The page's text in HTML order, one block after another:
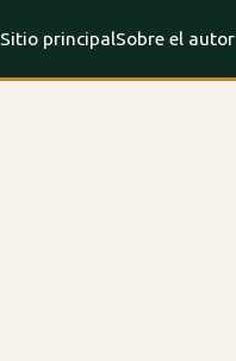
Sitio principalSobre el autor